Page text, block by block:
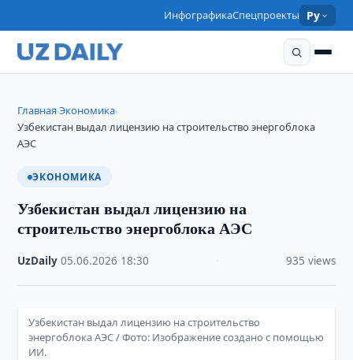
ИнфографикаСпецпроекты Ру
Главная›Экономика›
Узбекистан выдал лицензию на строительство энергоблока
АЭС
ЭКОНОМИКА
Узбекистан выдал лицензию на
строительство энергоблока АЭС
UzDaily ·05.06.2026 18:30 935 views
Узбекистан выдал лицензию на строительство
энергоблока АЭС / Фото: Изображение создано с помощью
ИИ.